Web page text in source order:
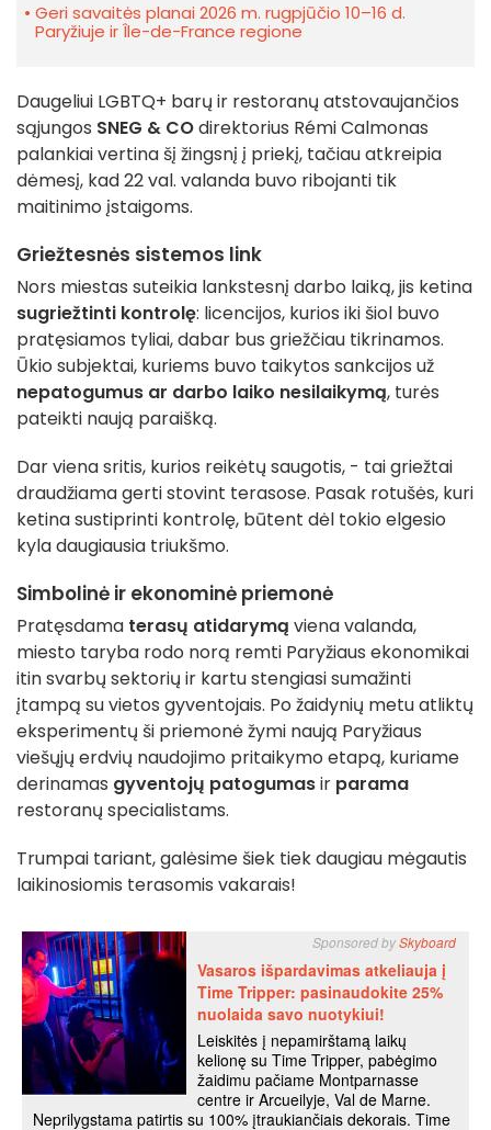
Geri savaitės planai 2026 m. rugpjūčio 10–16 d.
Paryžiuje ir Île-de-France regione
Daugeliui LGBTQ+ barų ir restoranų atstovaujančios
sąjungos SNEG & COdirektorius Rémi Calmonas
palankiai vertina šį žingsnį į priekį, tačiau atkreipia
dėmesį, kad 22 val. valanda buvo ribojanti tik
maitinimo įstaigoms.
Griežtesnės sistemos link
Nors miestas suteikia lankstesnį darbo laiką, jis ketina
sugriežtinti kontrolę: licencijos, kurios iki šiol buvo
pratęsiamos tyliai, dabar bus griežčiau tikrinamos.
Ūkio subjektai, kuriems buvo taikytos sankcijos už
nepatogumus ar darbo laiko nesilaikymą, turės
pateikti naują paraišką.
Dar viena sritis, kurios reikėtų saugotis, - tai griežtai
draudžiama gerti stovint terasose. Pasak rotušės, kuri
ketina sustiprinti kontrolę, būtent dėl tokio elgesio
kyla daugiausia triukšmo.
Simbolinė ir ekonominė priemonė
Pratęsdama terasų atidarymą viena valanda,
miesto taryba rodo norą remti Paryžiaus ekonomikai
itin svarbų sektorių ir kartu stengiasi sumažinti
įtampą su vietos gyventojais. Po žaidynių metu atliktų
eksperimentų ši priemonė žymi naują Paryžiaus
viešųjų erdvių naudojimo pritaikymo etapą, kuriame
derinamas gyventojų patogumasir parama
restoranų specialistams.
Trumpai tariant, galėsime šiek tiek daugiau mėgautis
laikinosiomis terasomis vakarais!